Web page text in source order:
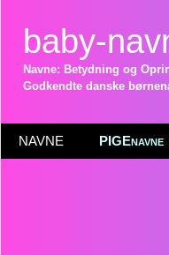
baby-
Navne: Betydning og
Godkendte danske
NAVNE PIGEnavne